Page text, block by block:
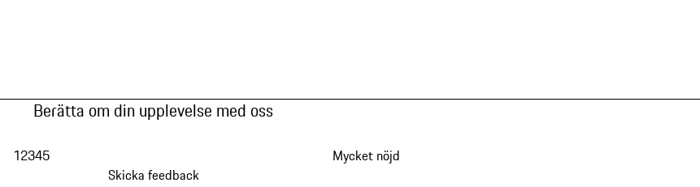
Berätta om din upplevelse med oss
12345
Mycket nöjd
Skicka feedback